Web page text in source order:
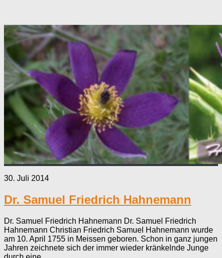
30. Juli 2014
Dr. Samuel Friedrich Hahnemann
Dr. Samuel Friedrich Hahnemann Dr. Samuel Friedrich
Hahnemann Christian Friedrich Samuel Hahnemann wurde
am 10. April 1755 in Meissen geboren. Schon in ganz jungen
Jahren zeichnete sich der immer wieder kränkelnde Junge